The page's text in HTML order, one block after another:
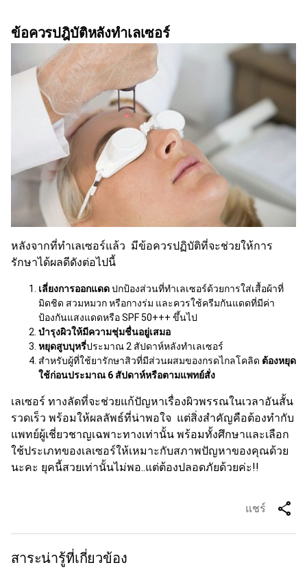
ข้อควรปฎิบัติหลังทำเลเซอร์
หลังจากที่ทำเลเซอร์แล้ว มีข้อควรปฏิบัติที่จะช่วยให้การ
รักษาได้ผลดีดังต่อไปนี้
เลี่ยงการออกแดดปกป้องส่วนที่ทำเลเซอร์ด้วยการใส่เสื้อผ้าที่
มิดชิด สวมหมวก หรือกางร่ม และควรใช้ครีมกันแดดที่มีค่า
ป้องกันแสงแดดหรือ SPF 50+++ ขึ้นไป
บำรุงผิวให้มีความชุ่มชื่นอยู่เสมอ
หยุดสูบบุหรี่ประมาณ 2 สัปดาห์หลังทำเลเซอร์
สำหรับผู้ที่ใช้ยารักษาสิวที่มีส่วนผสมของกรดไกลโคลิด ต้องหยุด
ใช้ก่อนประมาณ 6 สัปดาห์หรือตามแพทย์สั่ง
เลเซอร์ ทางลัดที่จะช่วยแก้ปัญหาเรื่องผิวพรรณในเวลาอันสั้น
รวดเร็ว พร้อมให้ผลลัพธ์ที่น่าพอใจ แต่สิ่งสำคัญคือต้องทำกับ
แพทย์ผู้เชี่ยวชาญเฉพาะทางเท่านั้น พร้อมทั้งศึกษาและเลือก
ใช้ประเภทของเลเซอร์ให้เหมาะกับสภาพปัญหาของคุณด้วย
นะคะ ยุคนี้สวยเท่านั้นไม่พอ..แต่ต้องปลอดภัยด้วยค่ะ!!
แชร์ share
สาระน่ารู้ที่เกี่ยวข้อง